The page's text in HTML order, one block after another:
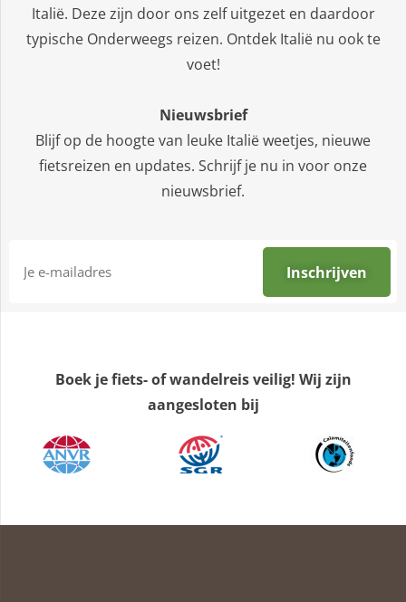
Italië. Deze zijn door ons zelf uitgezet en daardoor
typische Onderweegs reizen. Ontdek Italië nu ook te
voet!
Nieuwsbrief
Blijf op de hoogte van leuke Italië weetjes, nieuwe
fietsreizen en updates. Schrijf je nu in voor onze
nieuwsbrief.
Boek je fiets- of wandelreis veilig! Wij zijn
aangesloten bij